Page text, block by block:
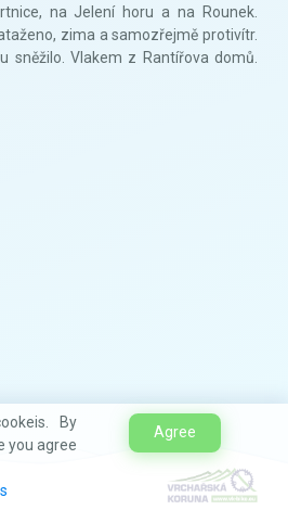
na Jelení horu a na Rounek.
zima a samozřejmě protivítr.
sněžilo. Vlakem z Rantířova domů.
By
you agree
Agree